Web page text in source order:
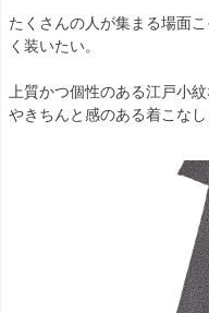
たくさんの人が集まる場面
く装いたい。
上質かつ個性のある江戸小
やきちんと感のある着こなし